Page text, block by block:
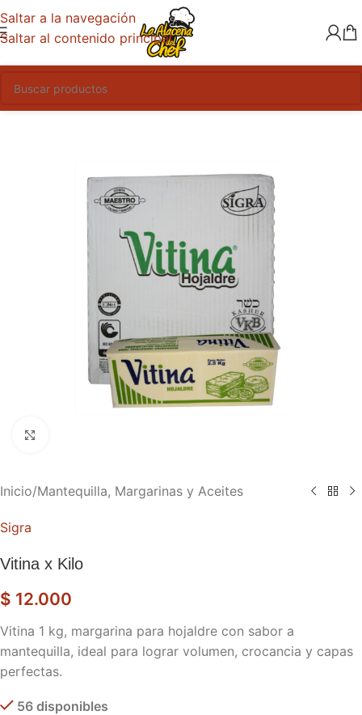
Saltar a la navegación
Saltar al contenido principal
Inicio/Mantequilla, Margarinas y Aceites
Sigra
Vitina x Kilo
$ 12.000
Vitina 1 kg, margarina para hojaldre con sabor a
mantequilla, ideal para lograr volumen, crocancia y capas
perfectas.
56 disponibles